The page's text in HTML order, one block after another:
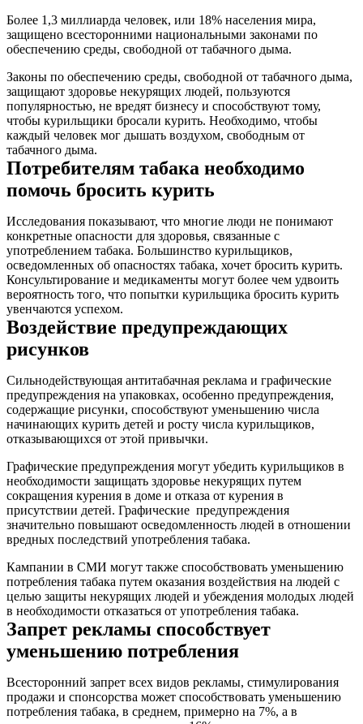
Более 1,3 миллиарда человек, или 18% населения мира,
защищено всесторонними национальными законами по
обеспечению среды, свободной от табачного дыма.
Законы по обеспечению среды, свободной от табачного дыма,
защищают здоровье некурящих людей, пользуются
популярностью, не вредят бизнесу и способствуют тому,
чтобы курильщики бросали курить. Необходимо, чтобы
каждый человек мог дышать воздухом, свободным от
табачного дыма.
Потребителям табака необходимо
помочь бросить курить
Исследования показывают, что многие люди не понимают
конкретные опасности для здоровья, связанные с
употреблением табака. Большинство курильщиков,
осведомленных об опасностях табака, хочет бросить курить.
Консультирование и медикаменты могут более чем удвоить
вероятность того, что попытки курильщика бросить курить
увенчаются успехом.
Воздействие предупреждающих
рисунков
Сильнодействующая антитабачная реклама и графические
предупреждения на упаковках, особенно предупреждения,
содержащие рисунки, способствуют уменьшению числа
начинающих курить детей и росту числа курильщиков,
отказывающихся от этой привычки.
Графические предупреждения могут убедить курильщиков в
необходимости защищать здоровье некурящих путем
сокращения курения в доме и отказа от курения в
присутствии детей. Графические предупреждения
значительно повышают осведомленность людей в отношении
вредных последствий употребления табака.
Кампании в СМИ могут также способствовать уменьшению
потребления табака путем оказания воздействия на людей с
целью защиты некурящих людей и убеждения молодых людей
в необходимости отказаться от употребления табака.
Запрет рекламы способствует
уменьшению потребления
Всесторонний запрет всех видов рекламы, стимулирования
продажи и спонсорства может способствовать уменьшению
потребления табака, в среднем, примерно на 7%, а в